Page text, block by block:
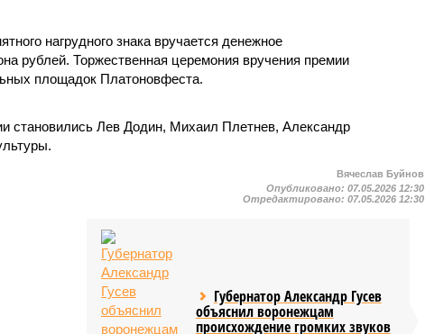
нагрудного знака вручается денежное
рублей. Торжественная церемония вручения премии
площадок Платоновфеста.
становились Лев Додин, Михаил Плетнев, Александр
Вячеслав Буйнов
Опубликовано:07.05.2026 12:30
Отредактировано:07.05.2026 12:30
Губернатор Александр Гусев
объяснил воронежцам
происхождение громких звуков